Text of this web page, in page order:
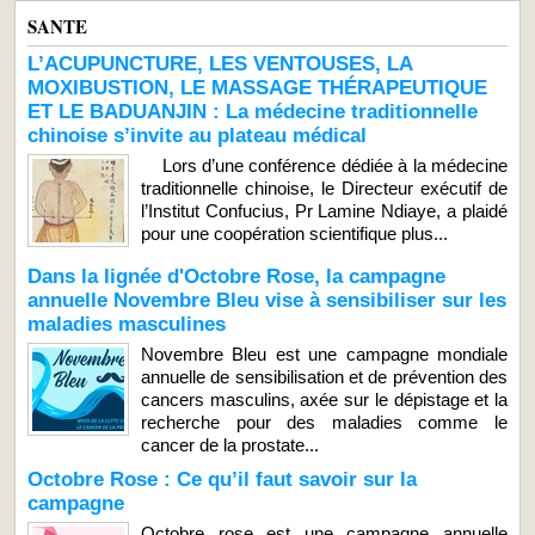
SANTE
L’ACUPUNCTURE, LES VENTOUSES, LA
MOXIBUSTION, LE MASSAGE THÉRAPEUTIQUE
ET LE BADUANJIN : La médecine traditionnelle
chinoise s’invite au plateau médical
Lors d’une conférence dédiée à la médecine
traditionnelle chinoise, le Directeur exécutif de
l’Institut Confucius, Pr Lamine Ndiaye, a plaidé
pour une coopération scientifique plus...
Dans la lignée d'Octobre Rose, la campagne
annuelle Novembre Bleu vise à sensibiliser sur les
maladies masculines
Novembre Bleu est une campagne mondiale
annuelle de sensibilisation et de prévention des
cancers masculins, axée sur le dépistage et la
recherche pour des maladies comme le
cancer de la prostate...
Octobre Rose : Ce qu’il faut savoir sur la
campagne